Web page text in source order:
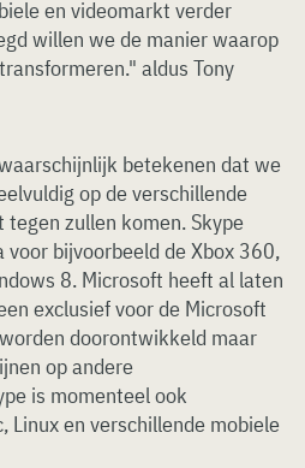
en videomarkt verder
willen we de manier waarop
aldus Tony
betekenen dat we
op de verschillende
zullen komen. Skype
bijvoorbeeld de Xbox 360,
8. Microsoft heeft al laten
exclusief voor de Microsoft
doorontwikkeld maar
op andere
is momenteel ook
Linux en verschillende mobiele